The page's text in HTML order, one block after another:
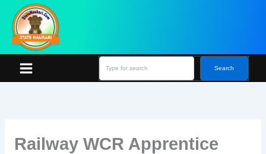
content
h
Search
Railway WCR Apprentice